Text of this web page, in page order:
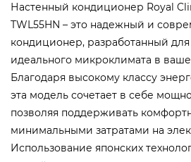
Настенный кондиционер Royal
TWL55HN – это надежный и
кондиционер, разработанный
идеального микроклимата в
Благодаря высокому классу
эта модель сочетает в себе
позволяя поддерживать
минимальными затратами на
Использование японских